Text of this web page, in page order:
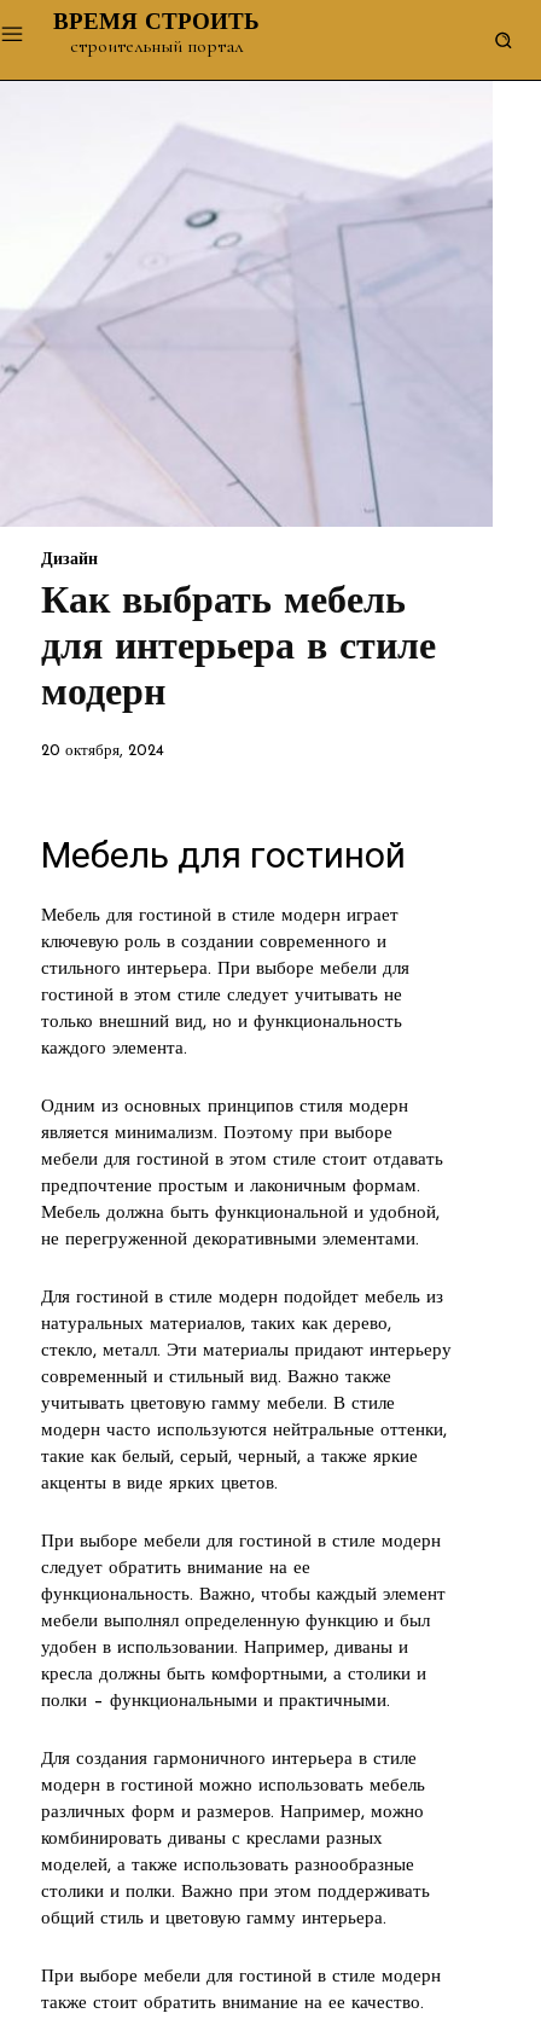
ВРЕМЯ СТРОИТЬ
строительный портал
Дизайн
Как выбрать мебель
для интерьера в стиле
модерн
20 октября, 2024
Мебель для гостиной
Мебель для гостиной в стиле модерн играет
ключевую роль в создании современного и
стильного интерьера. При выборе мебели для
гостиной в этом стиле следует учитывать не
только внешний вид, но и функциональность
каждого элемента.
Одним из основных принципов стиля модерн
является минимализм. Поэтому при выборе
мебели для гостиной в этом стиле стоит отдавать
предпочтение простым и лаконичным формам.
Мебель должна быть функциональной и удобной,
не перегруженной декоративными элементами.
Для гостиной в стиле модерн подойдет мебель из
натуральных материалов, таких как дерево,
стекло, металл. Эти материалы придают интерьеру
современный и стильный вид. Важно также
учитывать цветовую гамму мебели. В стиле
модерн часто используются нейтральные оттенки,
такие как белый, серый, черный, а также яркие
акценты в виде ярких цветов.
При выборе мебели для гостиной в стиле модерн
следует обратить внимание на ее
функциональность. Важно, чтобы каждый элемент
мебели выполнял определенную функцию и был
удобен в использовании. Например, диваны и
кресла должны быть комфортными, а столики и
полки – функциональными и практичными.
Для создания гармоничного интерьера в стиле
модерн в гостиной можно использовать мебель
различных форм и размеров. Например, можно
комбинировать диваны с креслами разных
моделей, а также использовать разнообразные
столики и полки. Важно при этом поддерживать
общий стиль и цветовую гамму интерьера.
При выборе мебели для гостиной в стиле модерн
также стоит обратить внимание на ее качество.